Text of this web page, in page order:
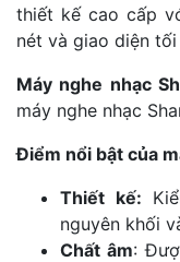
thiết kế cao cấp
nét và giao diện
Máy nghe nhạc
máy nghe nhạc
Điểm nổi bật của
Thiết kế:
nguyên khối
Chất âm: